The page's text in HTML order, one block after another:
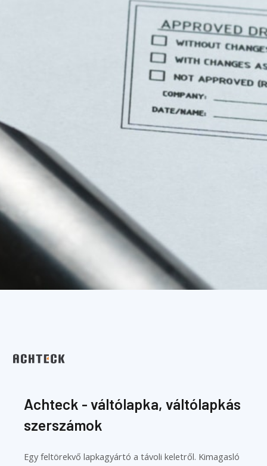
Achteck - váltólapka, váltólapkás
szerszámok
Egy feltörekvő lapkagyártó a távoli keletről. Kimagasló